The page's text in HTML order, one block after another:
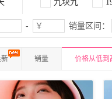
九块九
- 销量区间：
销量 价格从低到